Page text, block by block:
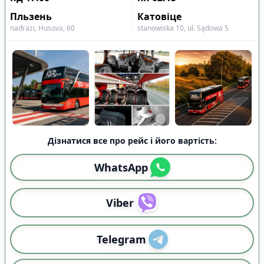
рейси
Скинути
Пльзень
Катовіце
nadrazi, Husova, 60 stanowiska 10, ul. Sądowa 5
Дізнатися все про рейс і його вартість:
WhatsApp
Viber
Telegram